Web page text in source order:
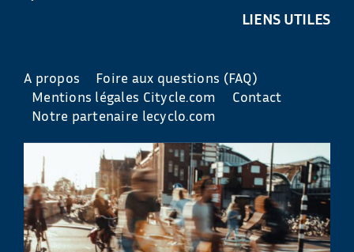
LIENS UTILES
A propos
Foire aux questions (FAQ)
Mentions légales Citycle.com
Contact
Notre partenaire lecyclo.com